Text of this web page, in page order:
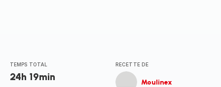
TEMPS TOTAL
24h 19min
RECETTE DE
Moulinex